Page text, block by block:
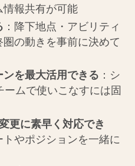
情報共有が可能
：降下地点・アビリティ
の動きを事前に決めて
を最大活用できる ：シ
ムで使いこなすには固
更に素早く対応でき
トやポジションを一緒に